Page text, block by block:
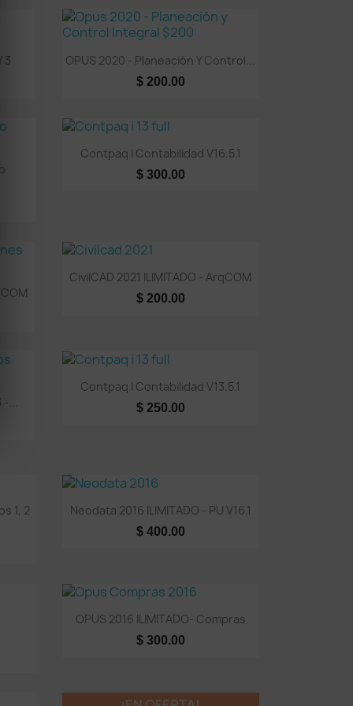
3  Vista rápida
OPUS 2020 - Planeación Y Control...
$ 200.00
 Vista rápida
Contpaq I Contabilidad V16.5.1
$ 300.00
Vista rápida
CivilCAD 2021 ILIMITADO - ArqCOM
$ 200.00
 Vista rápida
Contpaq I Contabilidad V13.5.1
$ 250.00
1, 2
Vista rápida
Neodata 2016 ILIMITADO - PU V16.1
$ 400.00
Vista rápida
OPUS 2016 ILIMITADO- Compras
$ 300.00